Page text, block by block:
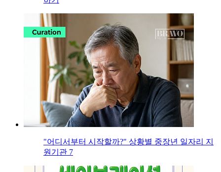
"어디서부터 시작할까?" 상황별 중장년 일자리 지
원기관 7